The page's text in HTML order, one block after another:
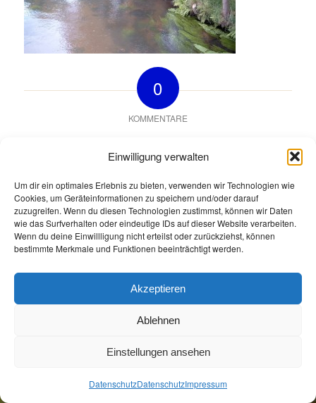
Einwilligung verwalten
Um dir ein optimales Erlebnis zu bieten, verwenden wir Technologien wie
Cookies, um Geräteinformationen zu speichern und/oder darauf
zuzugreifen. Wenn du diesen Technologien zustimmst, können wir Daten
wie das Surfverhalten oder eindeutige IDs auf dieser Website verarbeiten.
Wenn du deine Einwillligung nicht erteilst oder zurückziehst, können
bestimmte Merkmale und Funktionen beeinträchtigt werden.
Akzeptieren
Ablehnen
Einstellungen ansehen
DatenschutzDatenschutzImpressum
0
KOMMENTARE
Hinterlasse uns deinen Kommentar!
Du musstangemeldetsein, um einen Kommentar
abzugeben.
Allgemeine Geschäftsbedingungen
Jetzt Buchen